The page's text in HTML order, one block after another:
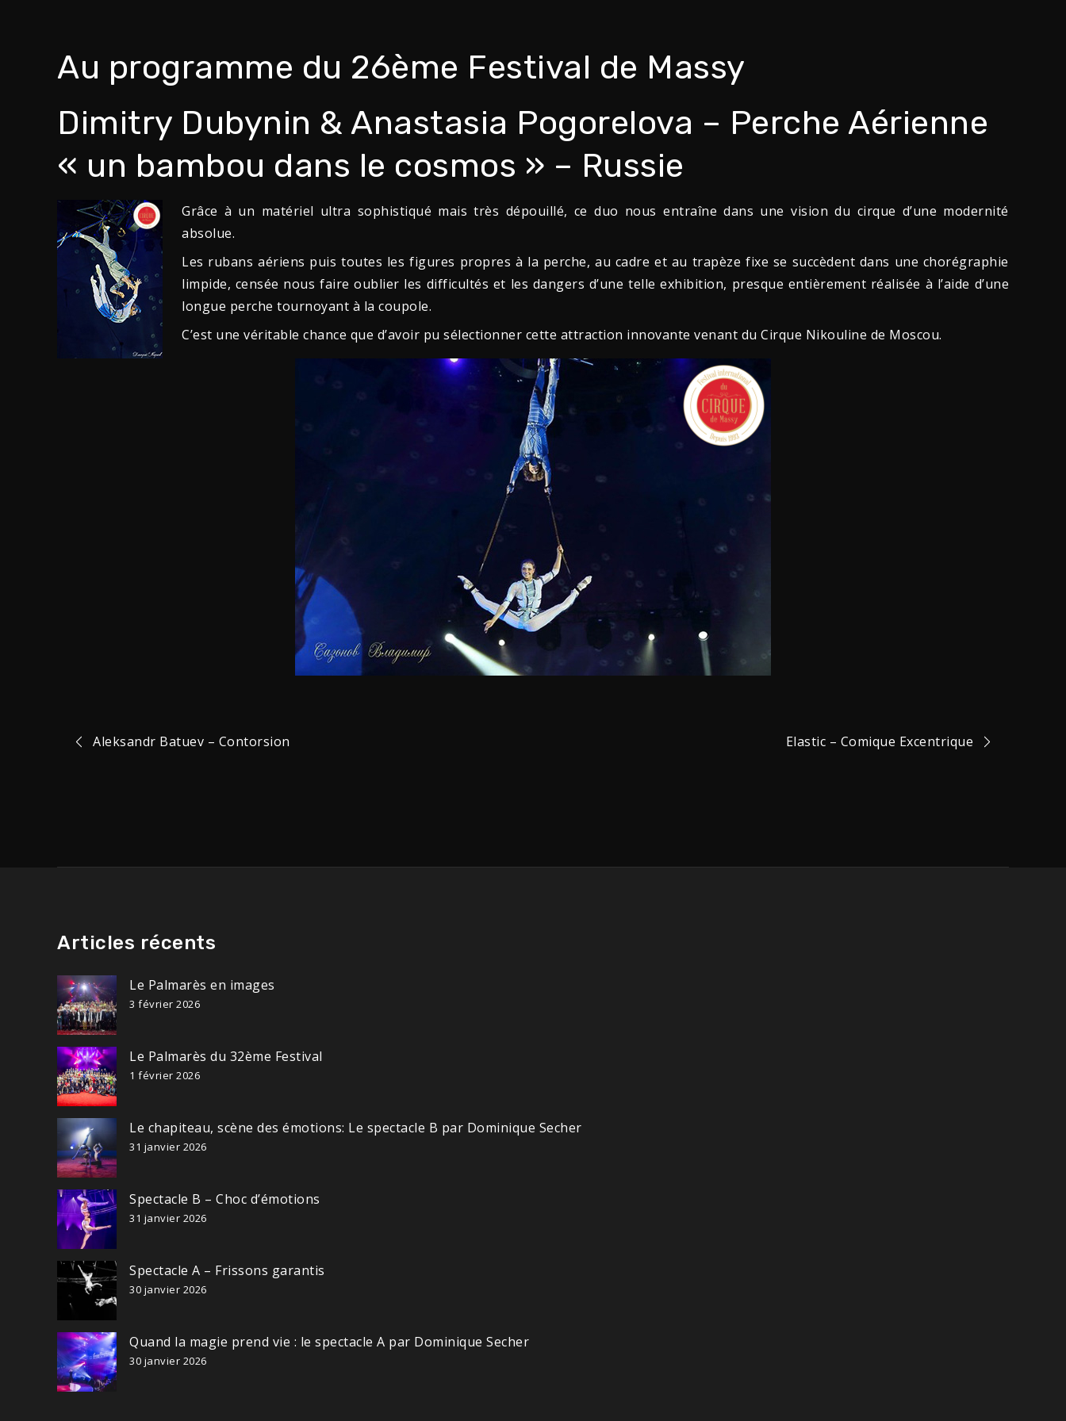
Au programme du 26ème Festival de Massy
Dimitry Dubynin & Anastasia Pogorelova – Perche Aérienne
« un bambou dans le cosmos » – Russie
Grâce à un matériel ultra sophistiqué mais très dépouillé, ce duo nous entraîne dans une vision du cirque d’une modernité
absolue.
Les rubans aériens puis toutes les figures propres à la perche, au cadre et au trapèze fixe se succèdent dans une chorégraphie
limpide, censée nous faire oublier les difficultés et les dangers d’une telle exhibition, presque entièrement réalisée à l’aide d’une
longue perche tournoyant à la coupole.
C’est une véritable chance que d’avoir pu sélectionner cette attraction innovante venant du Cirque Nikouline de Moscou.
Navigation
Aleksandr Batuev – Contorsion Elastic – Comique Excentrique
Articles récents
Le Palmarès en images
3 février 2026
Le Palmarès du 32ème Festival
1 février 2026
Le chapiteau, scène des émotions: Le spectacle B par Dominique Secher
31 janvier 2026
Spectacle B – Choc d’émotions
31 janvier 2026
Spectacle A – Frissons garantis
30 janvier 2026
Quand la magie prend vie : le spectacle A par Dominique Secher
30 janvier 2026